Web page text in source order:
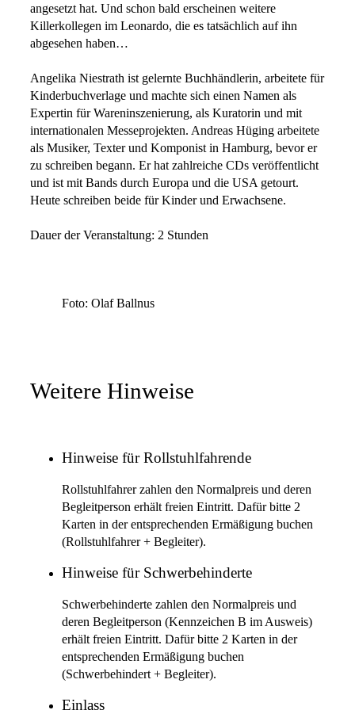
angesetzt hat. Und schon bald erscheinen weitere
Killerkollegen im Leonardo, die es tatsächlich auf ihn
abgesehen haben…
Angelika Niestrath ist gelernte Buchhändlerin, arbeitete für
Kinderbuchverlage und machte sich einen Namen als
Expertin für Wareninszenierung, als Kuratorin und mit
internationalen Messeprojekten. Andreas Hüging arbeitete
als Musiker, Texter und Komponist in Hamburg, bevor er
zu schreiben begann. Er hat zahlreiche CDs veröffentlicht
und ist mit Bands durch Europa und die USA getourt.
Heute schreiben beide für Kinder und Erwachsene.
Dauer der Veranstaltung: 2 Stunden
Foto: Olaf Ballnus
Weitere Hinweise
Hinweise für Rollstuhlfahrende
Rollstuhlfahrer zahlen den Normalpreis und deren
Begleitperson erhält freien Eintritt. Dafür bitte 2
Karten in der entsprechenden Ermäßigung buchen
(Rollstuhlfahrer + Begleiter).
Hinweise für Schwerbehinderte
Schwerbehinderte zahlen den Normalpreis und
deren Begleitperson (Kennzeichen B im Ausweis)
erhält freien Eintritt. Dafür bitte 2 Karten in der
entsprechenden Ermäßigung buchen
(Schwerbehindert + Begleiter).
Einlass